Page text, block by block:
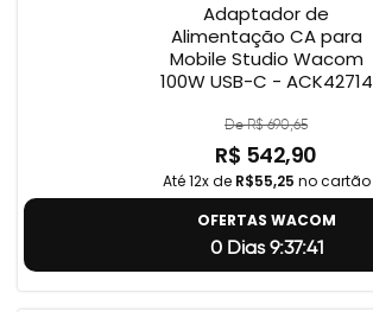
Adaptador de
Alimentação CA para
Mobile Studio Wacom
100W USB-C - ACK42714
De R$ 690,65
R$ 542,90
Até 12x de R$55,25 no cartão
OFERTAS WACOM
0 Dias 9:37:40